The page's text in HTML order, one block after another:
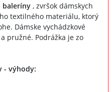
baleríny , zvršok dámskych
textilného materiálu, ktorý
Dámske vychádzkové
pružné. Podrážka je zo
- výhody: